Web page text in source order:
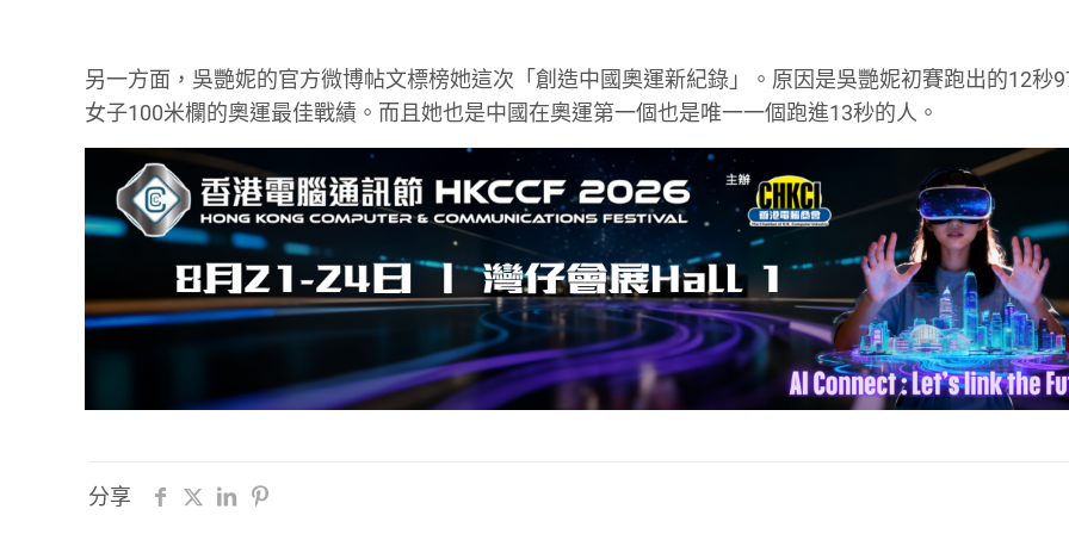
另一方面，吳艷妮的官方微博帖文標榜她這次「創造中國奧運新紀錄」。原因是吳艷妮初賽跑出的12秒
女子100米欄的奧運最佳戰績。而且她也是中國在奧運第一個也是唯一一個跑進13秒的人。
分享